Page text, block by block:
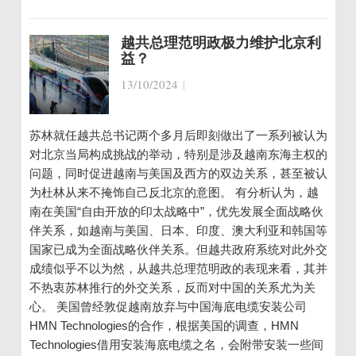
越共总理范明政极力维护北京利
益？
13/10/2024 |
苏林就任越共总书记两个多月后即刻做出了一系列被认为
对北京当局构成挑战的举动，特别是涉及越南东海主权的
问题，同时促进越南与美国及西方的双边关系，甚至被认
为杜林从来不掩饰自己反北京的意图。 有分析认为，越
南在美国“自由开放的印太战略中”，优先发展全面战略伙
伴关系，如越南与美国、日本、印度、澳大利亚和韩国等
国家已成为全面战略伙伴关系。但越共政府系统对此外交
成绩似乎不以为然，从越共总理范明政的表现来看，其并
不热衷苏林推行的外交关系，反而对中国的关系尤为关
心。 美国曾经敦促越南放弃与中国海底电缆安装公司
HMN Technologies的合作，根据美国的调查，HMN
Technologies借用安装海底电缆之名，会附带安装一些间